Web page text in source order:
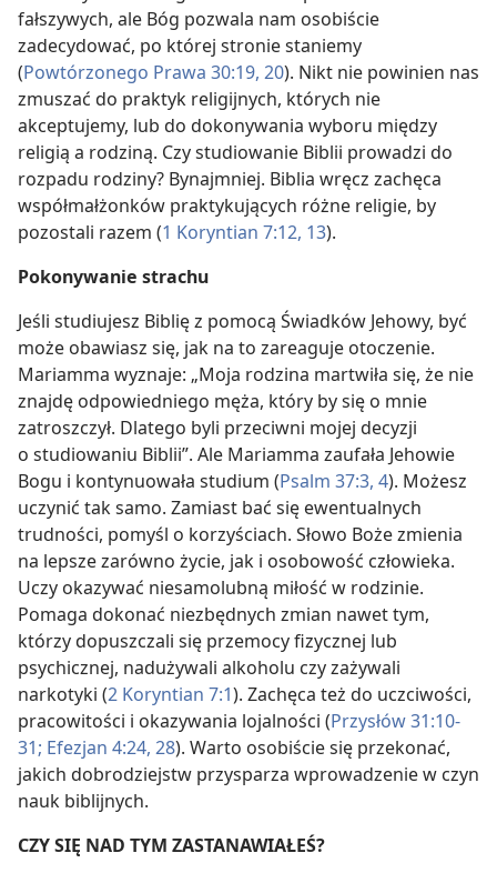
fałszywych, ale Bóg pozwala nam osobiście
zadecydować, po której stronie staniemy
(Powtórzonego Prawa 30:19, 20). Nikt nie powinien nas
zmuszać do praktyk religijnych, których nie
akceptujemy, lub do dokonywania wyboru między
religią a rodziną. Czy studiowanie Biblii prowadzi do
rozpadu rodziny? Bynajmniej. Biblia wręcz zachęca
współmałżonków praktykujących różne religie, by
pozostali razem (1 Koryntian 7:12, 13).
Pokonywanie strachu
Jeśli studiujesz Biblię z pomocą Świadków Jehowy, być
może obawiasz się, jak na to zareaguje otoczenie.
Mariamma wyznaje: „Moja rodzina martwiła się, że nie
znajdę odpowiedniego męża, który by się o mnie
zatroszczył. Dlatego byli przeciwni mojej decyzji
o studiowaniu Biblii”. Ale Mariamma zaufała Jehowie
Bogu i kontynuowała studium (Psalm 37:3, 4). Możesz
uczynić tak samo. Zamiast bać się ewentualnych
trudności, pomyśl o korzyściach. Słowo Boże zmienia
na lepsze zarówno życie, jak i osobowość człowieka.
Uczy okazywać niesamolubną miłość w rodzinie.
Pomaga dokonać niezbędnych zmian nawet tym,
którzy dopuszczali się przemocy fizycznej lub
psychicznej, nadużywali alkoholu czy zażywali
narkotyki (2 Koryntian 7:1). Zachęca też do uczciwości,
pracowitości i okazywania lojalności (Przysłów 31:10-
31; Efezjan 4:24, 28). Warto osobiście się przekonać,
jakich dobrodziejstw przysparza wprowadzenie w czyn
nauk biblijnych.
CZY SIĘ NAD TYM ZASTANAWIAŁEŚ?